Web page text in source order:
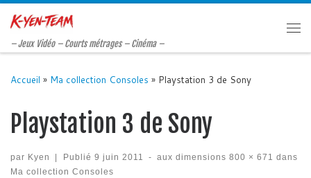
Passer au contenu
– Jeux Vidéo – Courts métrages – Cinéma –
Accueil » Ma collection Consoles » Playstation 3 de Sony
Playstation 3 de Sony
par Kyen | Publié 9 juin 2011 - aux dimensions 800 × 671
dans
Ma collection Consoles